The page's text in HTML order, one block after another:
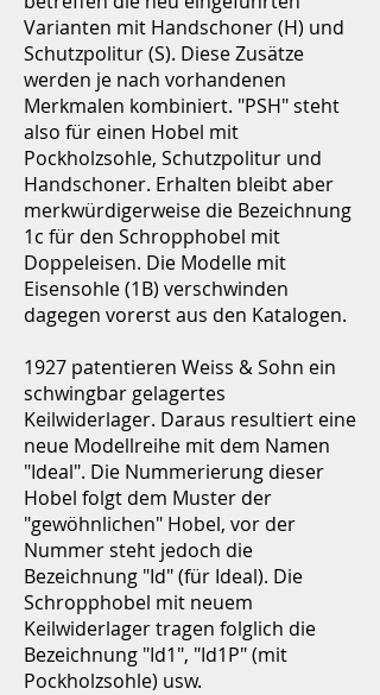
Varianten mit Handschoner (H) und
Schutzpolitur (S). Diese Zusätze
werden je nach vorhandenen
Merkmalen kombiniert. "PSH" steht
also für einen Hobel mit
Pockholzsohle, Schutzpolitur und
Handschoner. Erhalten bleibt aber
merkwürdigerweise die Bezeichnung
1c für den Schropphobel mit
Doppeleisen. Die Modelle mit
Eisensohle (1B) verschwinden
dagegen vorerst aus den Katalogen.
1927 patentieren Weiss & Sohn ein
schwingbar gelagertes
Keilwiderlager. Daraus resultiert eine
neue Modellreihe mit dem Namen
"Ideal". Die Nummerierung dieser
Hobel folgt dem Muster der
"gewöhnlichen" Hobel, vor der
Nummer steht jedoch die
Bezeichnung "Id" (für Ideal). Die
Schropphobel mit neuem
Keilwiderlager tragen folglich die
Bezeichnung "Id1", "Id1P" (mit
Pockholzsohle) usw.